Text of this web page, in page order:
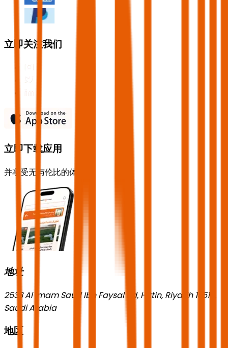
立即关注我们
立即下载应用
并享受无与伦比的体验！
地址
2533 Al Imam Saud Ibn Faysal Rd, Hittin, Riyadh 13518,
Saudi Arabia
地区